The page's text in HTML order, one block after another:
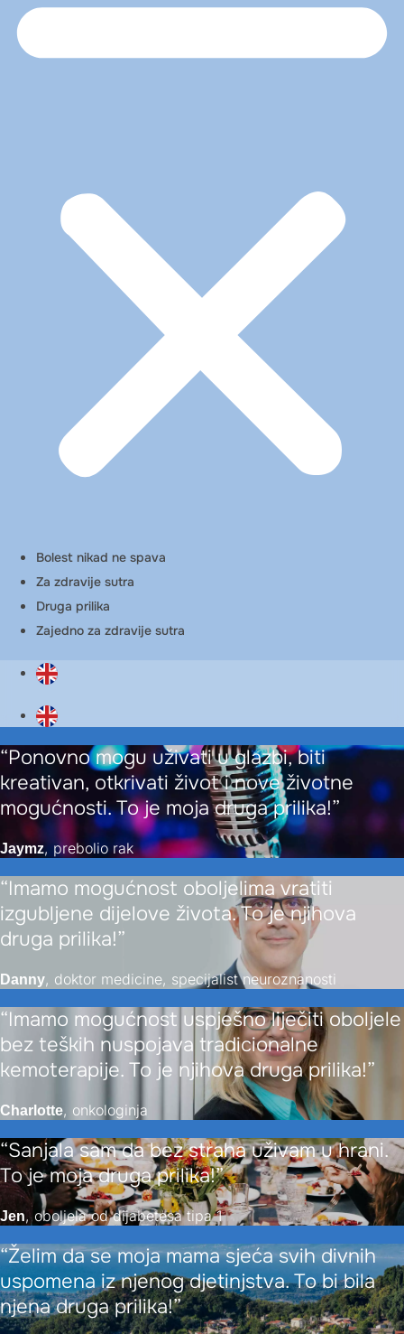
Bolest nikad ne spava
Za zdravije sutra
Druga prilika
Zajedno za zdravije sutra
“Ponovno mogu uživati u glazbi, biti
kreativan, otkrivati život i nove životne
mogućnosti. To je moja druga prilika!”
Jaymz, prebolio rak
“Imamo mogućnost oboljelima vratiti
izgubljene dijelove života. To je njihova
druga prilika!”
Danny, doktor medicine, specijalist neuroznanosti
“Imamo mogućnost uspješno liječiti oboljele
bez teških nuspojava tradicionalne
kemoterapije. To je njihova druga prilika!”
Charlotte, onkologinja
“Sanjala sam da bez straha uživam u hrani.
To je moja druga prilika!”
Jen, oboljela od dijabetesa tipa 1
“Želim da se moja mama sjeća svih divnih
uspomena iz njenog djetinjstva. To bi bila
njena druga prilika!”